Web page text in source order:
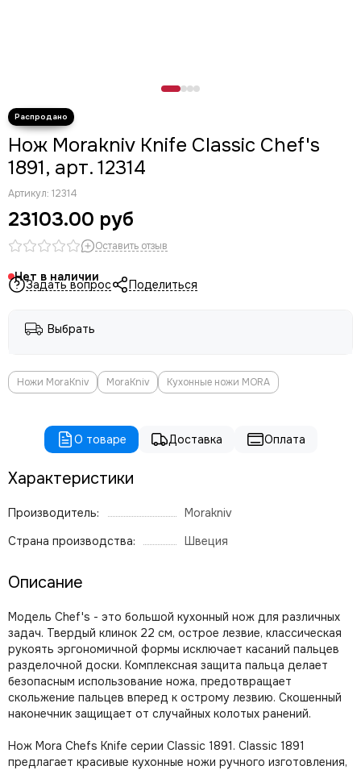
Нож Morakniv Knife Classic Chef's
1891, арт. 12314
Артикул: 12314
23103.00 руб
Оставить отзыв
Нет в наличии
Задать вопрос Поделиться
Выбрать
Ножи MoraKniv MoraKniv Кухонные ножи MORA
О товаре Доставка Оплата
Характеристики
Производитель:
Morakniv
Страна производства:
Швеция
Описание
Модель Chef's - это большой кухонный нож для различных
задач. Твердый клинок 22 см, острое лезвие, классическая
рукоять эргономичной формы исключает касаний пальцев
разделочной доски. Комплексная защита пальца делает
безопасным использование ножа, предотвращает
скольжение пальцев вперед к острому лезвию. Скошенный
наконечник защищает от случайных колотых ранений.
Нож Mora Chefs Knife серии Classic 1891. Classic 1891
предлагает красивые кухонные ножи ручного изготовления,